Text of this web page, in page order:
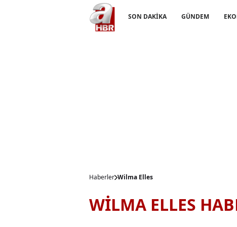
SON DAKİKA GÜNDEM
Haberler Wilma Elles
WİLMA ELLES